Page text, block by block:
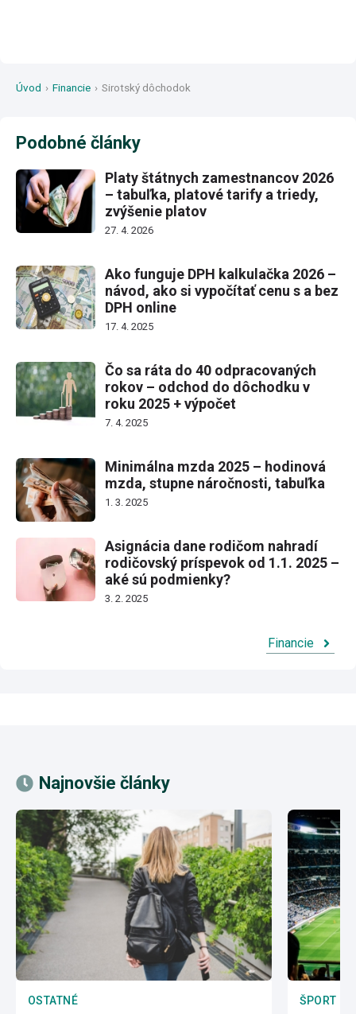
Úvod › Financie › Sirotský dôchodok
Podobné články
Platy štátnych zamestnancov 2026
– tabuľka, platové tarify a triedy,
zvýšenie platov
27. 4. 2026
Ako funguje DPH kalkulačka 2026 –
návod, ako si vypočítať cenu s a bez
DPH online
17. 4. 2025
Čo sa ráta do 40 odpracovaných
rokov – odchod do dôchodku v
roku 2025 + výpočet
7. 4. 2025
Minimálna mzda 2025 – hodinová
mzda, stupne náročnosti, tabuľka
1. 3. 2025
Asignácia dane rodičom nahradí
rodičovský príspevok od 1.1. 2025 –
aké sú podmienky?
3. 2. 2025
Financie
Najnovšie články
OSTATNÉ ŠPORT